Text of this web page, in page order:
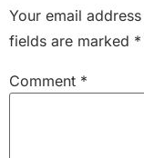
Your email
fields are marked *
Comment *